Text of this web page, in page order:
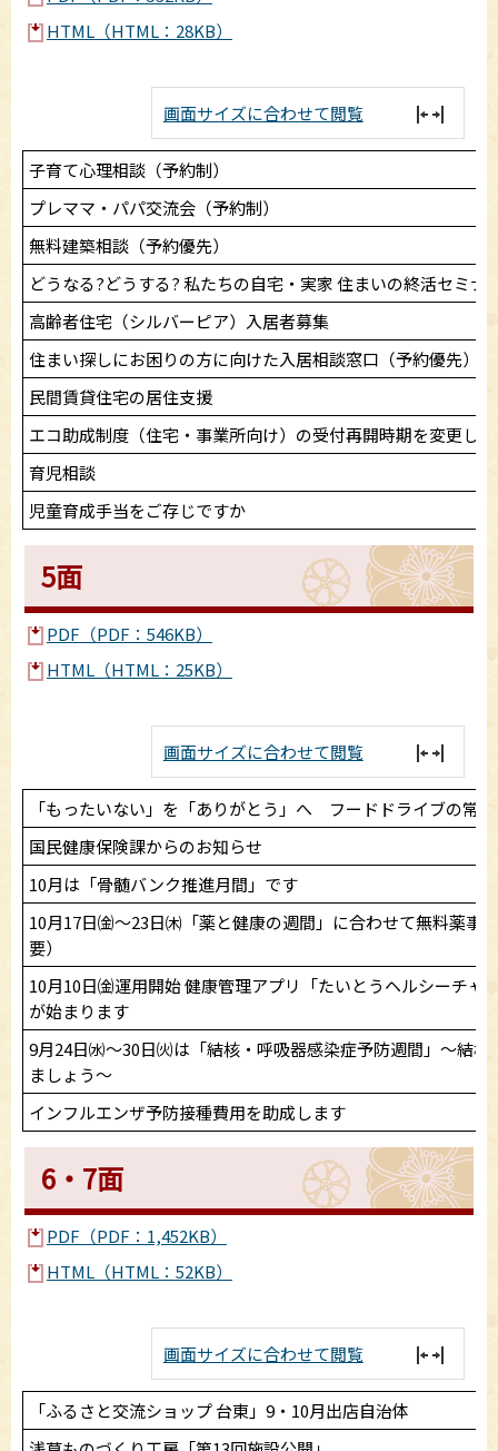
HTML（HTML：28KB）
画面サイズに合わせて閲覧
子育て心理相談（予約制）
プレママ・パパ交流会（予約制）
無料建築相談（予約優先）
どうなる?どうする? 私たちの自宅・実家 住まいの終活セミナ
高齢者住宅（シルバーピア）入居者募集
住まい探しにお困りの方に向けた入居相談窓口（予約優先）
民間賃貸住宅の居住支援
エコ助成制度（住宅・事業所向け）の受付再開時期を変更し
育児相談
児童育成手当をご存じですか
5面
PDF（PDF：546KB）
HTML（HTML：25KB）
画面サイズに合わせて閲覧
「もったいない」を「ありがとう」へ フードドライブの常
国民健康保険課からのお知らせ
10月は「骨髄バンク推進月間」です
10月17日㈮～23日㈭「薬と健康の週間」に合わせて無料薬事
要）
10月10日㈮運用開始 健康管理アプリ「たいとうヘルシーチャ
が始まります
9月24日㈬～30日㈫は「結核・呼吸器感染症予防週間」～結
ましょう～
インフルエンザ予防接種費用を助成します
6・7面
PDF（PDF：1,452KB）
HTML（HTML：52KB）
画面サイズに合わせて閲覧
「ふるさと交流ショップ 台東」9・10月出店自治体